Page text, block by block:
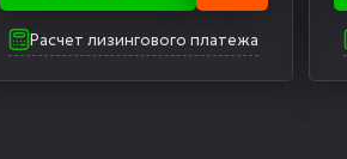
Расчет лизингового платежа